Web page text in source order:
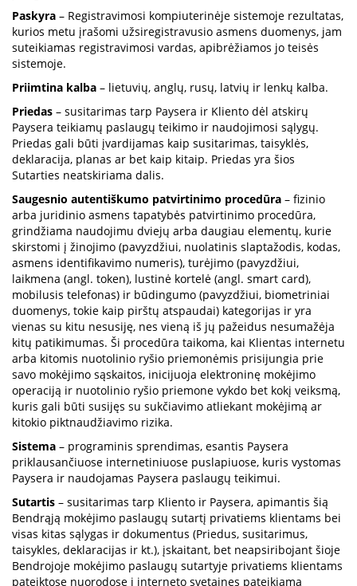
Paskyra – Registravimosi kompiuterinėje sistemoje rezultatas,
kurios metu įrašomi užsiregistravusio asmens duomenys, jam
suteikiamas registravimosi vardas, apibrėžiamos jo teisės
sistemoje.
Priimtina kalba – lietuvių, anglų, rusų, latvių ir lenkų kalba.
Priedas – susitarimas tarp Paysera ir Kliento dėl atskirų
Paysera teikiamų paslaugų teikimo ir naudojimosi sąlygų.
Priedas gali būti įvardijamas kaip susitarimas, taisyklės,
deklaracija, planas ar bet kaip kitaip. Priedas yra šios
Sutarties neatskiriama dalis.
Saugesnio autentiškumo patvirtinimo procedūra – fizinio
arba juridinio asmens tapatybės patvirtinimo procedūra,
grindžiama naudojimu dviejų arba daugiau elementų, kurie
skirstomi į žinojimo (pavyzdžiui, nuolatinis slaptažodis, kodas,
asmens identifikavimo numeris), turėjimo (pavyzdžiui,
laikmena (angl. token), lustinė kortelė (angl. smart card),
mobilusis telefonas) ir būdingumo (pavyzdžiui, biometriniai
duomenys, tokie kaip pirštų atspaudai) kategorijas ir yra
vienas su kitu nesusiję, nes vieną iš jų pažeidus nesumažėja
kitų patikimumas. Ši procedūra taikoma, kai Klientas internetu
arba kitomis nuotolinio ryšio priemonėmis prisijungia prie
savo mokėjimo sąskaitos, inicijuoja elektroninę mokėjimo
operaciją ir nuotolinio ryšio priemone vykdo bet kokį veiksmą,
kuris gali būti susijęs su sukčiavimo atliekant mokėjimą ar
kitokio piktnaudžiavimo rizika.
Sistema – programinis sprendimas, esantis Paysera
priklausančiuose internetiniuose puslapiuose, kuris vystomas
Paysera ir naudojamas Paysera paslaugų teikimui.
Sutartis – susitarimas tarp Kliento ir Paysera, apimantis šią
Bendrąją mokėjimo paslaugų sutartį privatiems klientams bei
visas kitas sąlygas ir dokumentus (Priedus, susitarimus,
taisykles, deklaracijas ir kt.), įskaitant, bet neapsiribojant šioje
Bendrojoje mokėjimo paslaugų sutartyje privatiems klientams
pateiktose nuorodose į interneto svetaines pateikiamą